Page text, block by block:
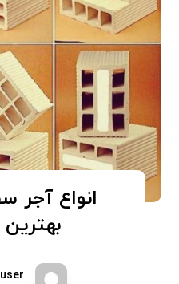
انواع آجر